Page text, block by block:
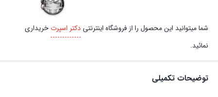
شما میتوانید این محصول را از فروشگاه اینترنتی دکتر اسپرت خریداری
نمائید.
توضیحات تکمیلی